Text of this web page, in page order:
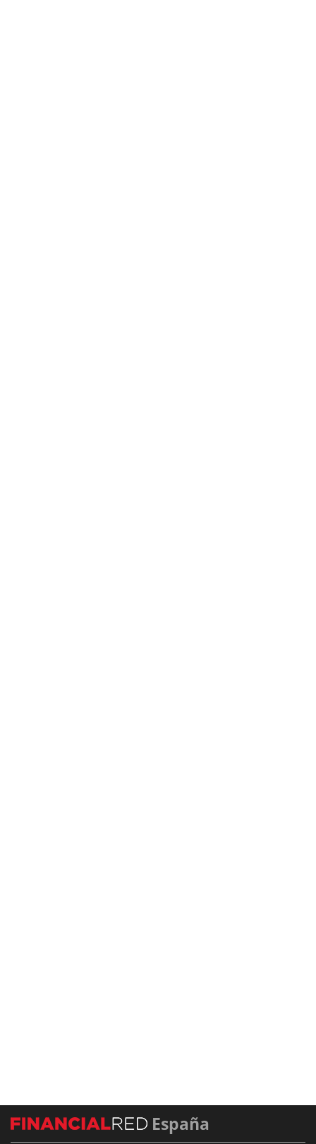
España